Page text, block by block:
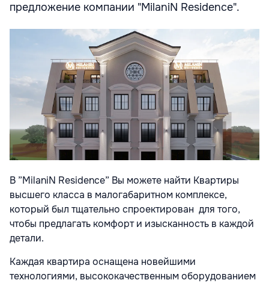
предложение компании "MilaniN Residence".
В ”MilaniN Residence” Вы можете найти Квартиры
высшего класса в малогабаритном комплексе,
который был тщательно спроектирован для того,
чтобы предлагать комфорт и изысканность в каждой
детали.
Каждая квартира оснащена новейшими
технологиями, высококачественным оборудованием